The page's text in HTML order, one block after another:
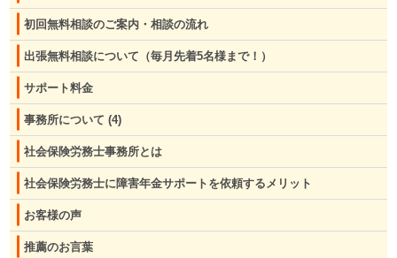
初回無料相談のご案内・相談の流れ
出張無料相談について（毎月先着5名様まで！）
サポート料金
事務所について (4)
社会保険労務士事務所とは
社会保険労務士に障害年金サポートを依頼するメリット
お客様の声
推薦のお言葉